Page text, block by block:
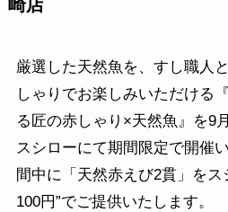
崎店
厳選した天然魚を、すし職人
しゃりでお楽しみいただける
る匠の赤しゃり×天然魚』を9
スシローにて期間限定で開催
間中に「天然赤えび2貫」をス
100円”でご提供いたします。